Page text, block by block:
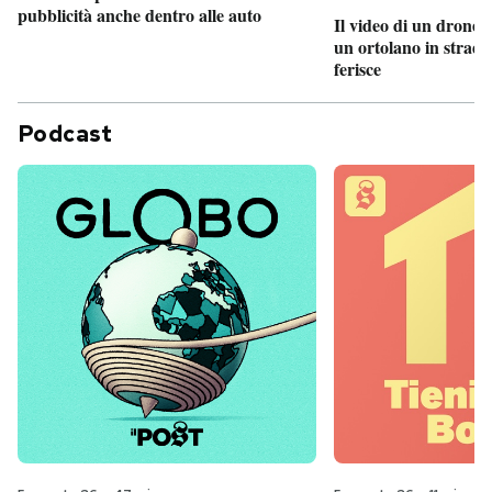
pubblicità anche dentro alle auto
Il video di un drone
un ortolano in
ferisce
Podcast